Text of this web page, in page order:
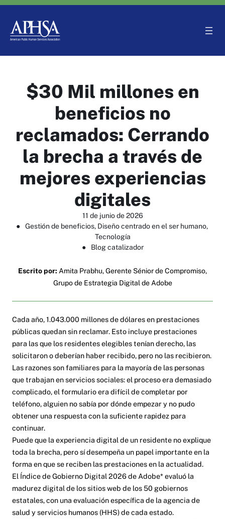
Saltar
contenido
$30 Mil millones en
beneficios no
reclamados: Cerrando
la brecha a través de
mejores experiencias
digitales
11 de junio de 2026
●
Gestión de beneficios, Diseño centrado en el ser humano,
Tecnología
●
Blog catalizador
Escrito por: Amita Prabhu, Gerente Sénior de Compromiso,
Grupo de Estrategia Digital de Adobe
Cada año, 1.043.000 millones de dólares en prestaciones
públicas quedan sin reclamar. Esto incluye prestaciones
para las que los residentes elegibles tenían derecho, las
solicitaron o deberían haber recibido, pero no las recibieron.
Las razones son familiares para la mayoría de las personas
que trabajan en servicios sociales: el proceso era demasiado
complicado, el formulario era difícil de completar por
teléfono, alguien no sabía por dónde empezar y no pudo
obtener una respuesta con la suficiente rapidez para
continuar.
Puede que la experiencia digital de un residente no explique
toda la brecha, pero sí desempeña un papel importante en la
forma en que se reciben las prestaciones en la actualidad.
El Índice de Gobierno Digital 2026 de Adobe* evaluó la
madurez digital de los sitios web de los 50 gobiernos
estatales, con una evaluación específica de la agencia de
salud y servicios humanos (HHS) de cada estado.